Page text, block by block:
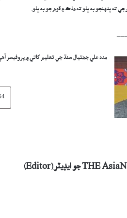
ته پنهنجو به ڀلو ته ملڪ ۽ قوم جو به ڀلو.
مدد علي جھتيال سنڌ جي تعليم کاتي ۾ پروفيسر
THE AsiaN جو ايڊيٽر (Editor)